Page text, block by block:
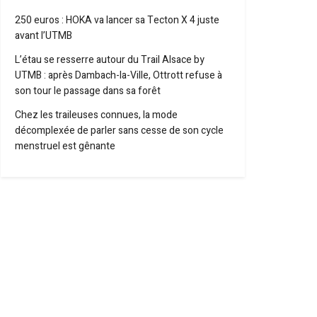
250 euros : HOKA va lancer sa Tecton X 4 juste
avant l’UTMB
L’étau se resserre autour du Trail Alsace by
UTMB : après Dambach-la-Ville, Ottrott refuse à
son tour le passage dans sa forêt
Chez les traileuses connues, la mode
décomplexée de parler sans cesse de son cycle
menstruel est gênante